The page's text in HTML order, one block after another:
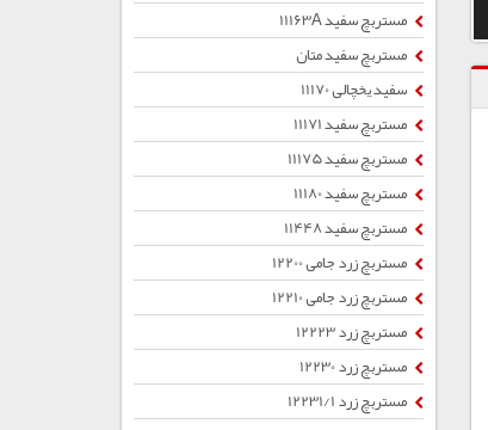
مستربچ سفید 11163A
مستربچ سفید متان
سفید یخچالی 11170
مستربچ سفید 11171
مستربچ سفید 11175
مستربچ سفید 11180
مستربچ سفید 11448
مستربچ زرد جامی 12200
مستربچ زرد جامی 12210
مستربچ زرد 12223
مستربچ زرد 12230
مستربچ زرد 12231/1